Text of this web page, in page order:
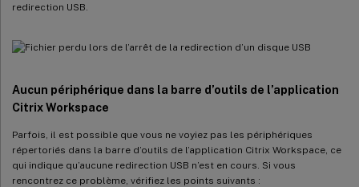
redirection USB.
Aucun périphérique dans la barre d’outils de l’application
Citrix Workspace
Parfois, il est possible que vous ne voyiez pas les périphériques
répertoriés dans la barre d’outils de l’application Citrix Workspace, ce
qui indique qu’aucune redirection USB n’est en cours. Si vous
rencontrez ce problème, vérifiez les points suivants :